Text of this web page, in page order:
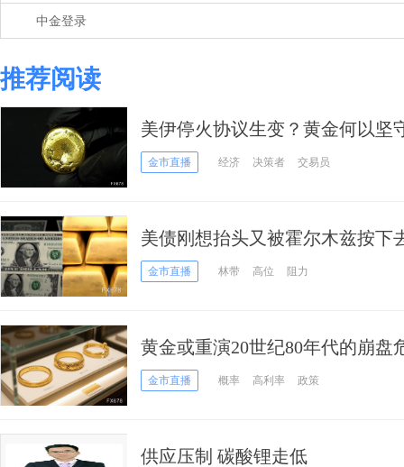
中金登录
推荐阅读
美伊停火协议生变？黄金何以坚
金市直播 经济 决策者 交易员
美债刚想抬头又被霍尔木兹按下
后2天
金市直播 林带 高位 阻力
黄金或重演20世纪80年代的崩盘
金市直播 概率 高利率 政策
供应压制 碳酸锂走低